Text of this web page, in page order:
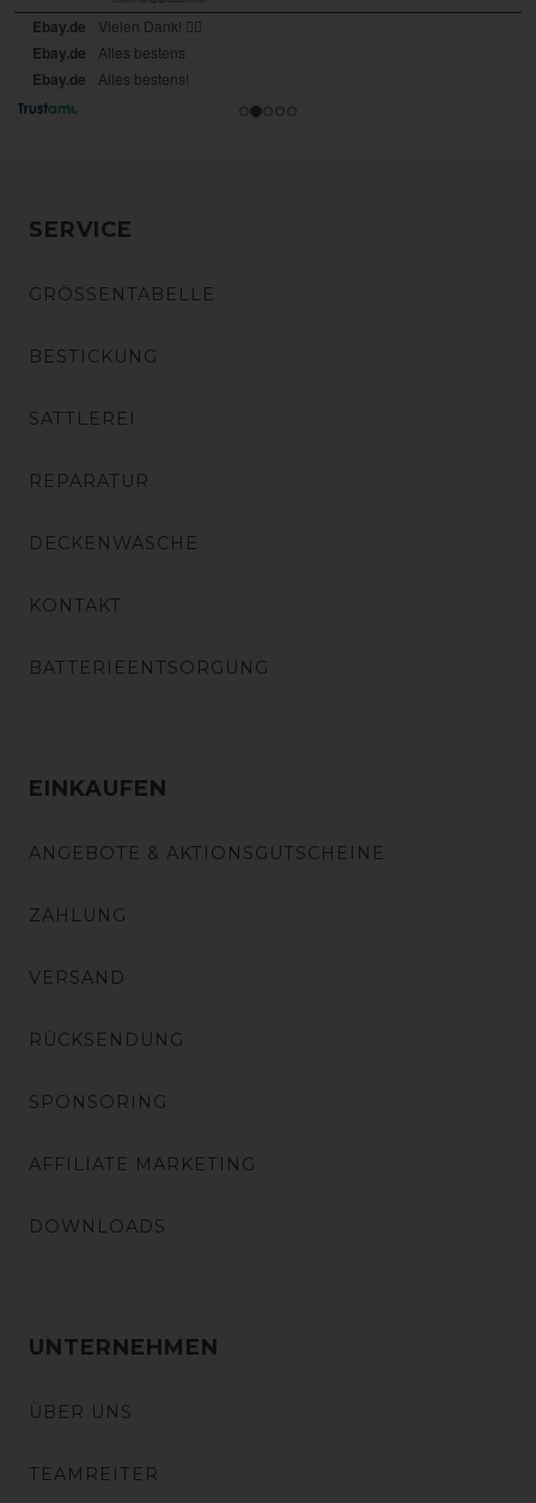
SERVICE
GRÖSSENTABELLE
BESTICKUNG
SATTLEREI
REPARATUR
DECKENWÄSCHE
KONTAKT
BATTERIEENTSORGUNG
EINKAUFEN
ANGEBOTE & AKTIONSGUTSCHEINE
ZAHLUNG
VERSAND
RÜCKSENDUNG
SPONSORING
AFFILIATE MARKETING
DOWNLOADS
UNTERNEHMEN
ÜBER UNS
TEAMREITER